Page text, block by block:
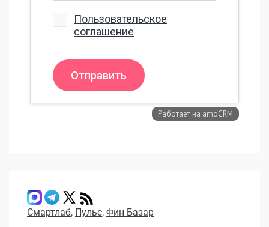
Смартлаб, Пульс, Фин Базар